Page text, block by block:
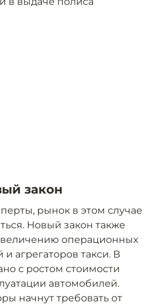
закон
рынок в этом случае
Новый закон также
операционных
агрегаторов такси. В
с ростом стоимости
автомобилей.
начнут требовать от